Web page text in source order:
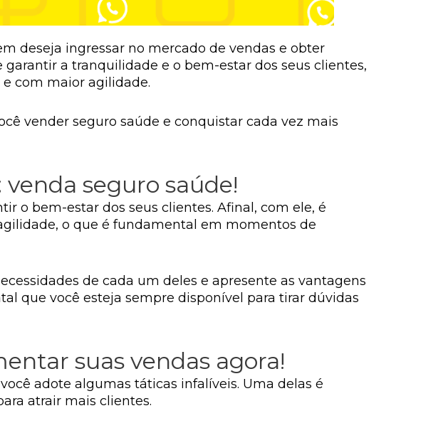
deseja ingressar no mercado de vendas e obter
a tranquilidade e o bem-estar dos seus clientes,
com maior agilidade.
vender seguro saúde e conquistar cada vez mais
seguro saúde!
o bem-estar dos seus clientes. Afinal, com ele, é
o que é fundamental em momentos de
de cada um deles e apresente as vantagens
que você esteja sempre disponível para tirar dúvidas
suas vendas agora!
adote algumas táticas infalíveis. Uma delas é
atrair mais clientes.